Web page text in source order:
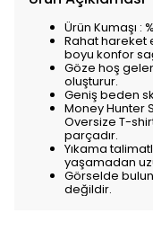
Ürün Kumaşı :
Rahat hareket
boyu konfor
Göze hoş
oluşturur.
Geniş beden
Money Hunter
Oversize T-
parçadır.
Yıkama
yaşamadan
Görselde
değildir.